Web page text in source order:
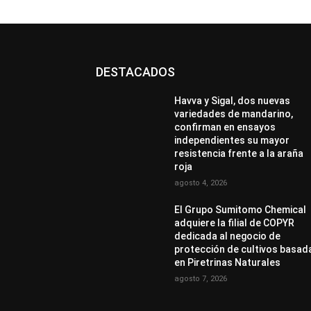
DESTACADOS
Havva y Sigal, dos nuevas
variedades de mandarino,
confirman en ensayos
independientes su mayor
resistencia frente a la araña
roja
agosto 4, 2026
El Grupo Sumitomo Chemical
adquiere la filial de COPYR
dedicada al negocio de
protección de cultivos
en Piretrinas Naturales
agosto 7, 2026